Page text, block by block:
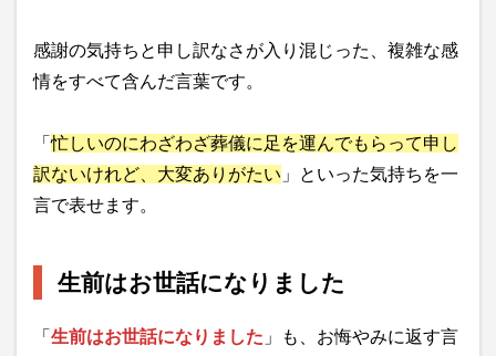
感謝の気持ちと申し訳なさが入り混じった、複雑な感
情をすべて含んだ言葉です。
「忙しいのにわざわざ葬儀に足を運んでもらって申し
訳ないけれど、大変ありがたい 」といった気持ちを一
言で表せます。
生前はお世話になりました
「 生前はお世話になりました 」も、お悔やみに返す言